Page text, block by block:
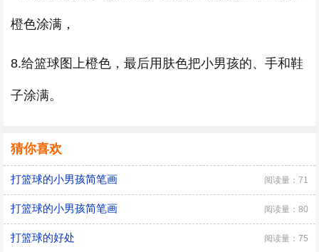
橙色涂满，
8.给篮球图上橙色，最后用肤色把小男孩的、手和鞋
子涂满。
猜你喜欢
打篮球的小男孩简笔画 阅读量：71
打篮球的小男孩简笔画 阅读量：80
打篮球的好处 阅读量：75